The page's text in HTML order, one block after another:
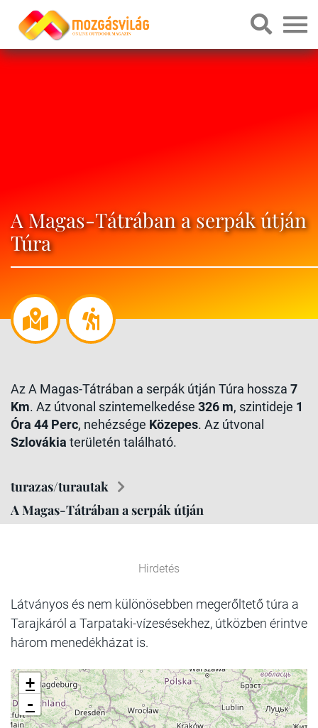
A Magas-Tátrában a serpák útján
Túra
Az A Magas-Tátrában a serpák útján Túra hossza 7
Km. Az útvonal szintemelkedése 326 m, szintideje 1
Óra 44 Perc, nehézsége Közepes. Az útvonal
Szlovákia területén található.
turazas/turautak
A Magas-Tátrában a serpák útján
Hirdetés
Látványos és nem különösebben megerőltető túra a
Tarajkáról a Tarpataki-vízesésekhez, útközben érintve
három menedékházat is.
+
-